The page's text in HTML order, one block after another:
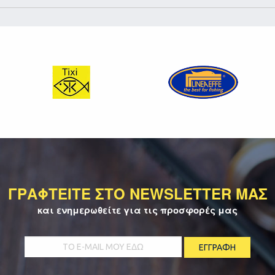
ΓΡΑΦΤΕΙΤΕ ΣΤΟ NEWSLETTER ΜΑΣ
και ενημερωθείτε για τις προσφορές μας